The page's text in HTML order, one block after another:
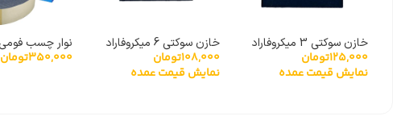
خازن سوکتی 3 میکروفاراد
125,000تومان
نمایش قیمت عمده
خازن سوکتی 6 میکروفاراد
108,000تومان
نمایش قیمت عمده
متری
350,000تومان